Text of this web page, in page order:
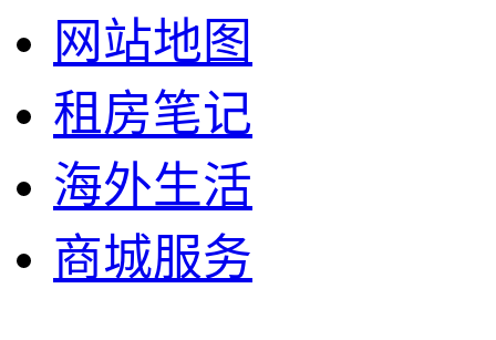
网站地图
租房笔记
海外生活
商城服务